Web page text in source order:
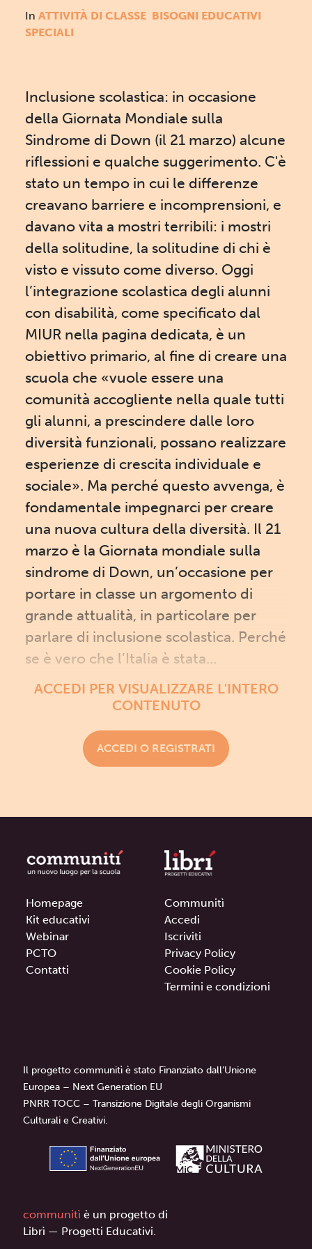
In ATTIVITÀ DI CLASSE BISOGNI EDUCATIVI
SPECIALI
Inclusione scolastica: in occasione
della Giornata Mondiale sulla
Sindrome di Down (il 21 marzo) alcune
riflessioni e qualche suggerimento. C'è
stato un tempo in cui le differenze
creavano barriere e incomprensioni, e
davano vita a mostri terribili: i mostri
della solitudine, la solitudine di chi è
visto e vissuto come diverso. Oggi
l’integrazione scolastica degli alunni
con disabilità, come specificato dal
MIUR nella pagina dedicata, è un
obiettivo primario, al fine di creare una
scuola che «vuole essere una
comunità accogliente nella quale tutti
gli alunni, a prescindere dalle loro
diversità funzionali, possano realizzare
esperienze di crescita individuale e
sociale». Ma perché questo avvenga, è
fondamentale impegnarci per creare
una nuova cultura della diversità. Il 21
marzo è la Giornata mondiale sulla
sindrome di Down, un’occasione per
portare in classe un argomento di
grande attualità, in particolare per
parlare di inclusione scolastica. Perché
se è vero che l’Italia è stata...
ACCEDI PER VISUALIZZARE L'INTERO
CONTENUTO
ACCEDI O REGISTRATI
Homepage
Kit educativi
Webinar
PCTO
Contatti
Communitì
Accedi
Iscriviti
Privacy Policy
Cookie Policy
Termini e condizioni
Il progetto communitì è stato Finanziato dall’Unione
Europea – Next Generation EU
PNRR TOCC – Transizione Digitale degli Organismi
Culturali e Creativi.
communitì è un progetto di
Librì — Progetti Educativi.